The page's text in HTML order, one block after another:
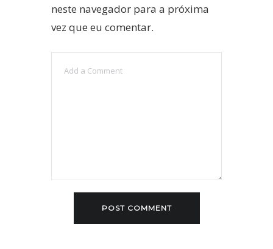
neste navegador para a próxima
vez que eu comentar.